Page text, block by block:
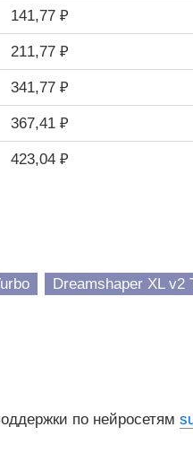
141,77 ₽
211,77 ₽
341,77 ₽
367,41 ₽
423,04 ₽
Dreamshaper XL v2
по нейросетям